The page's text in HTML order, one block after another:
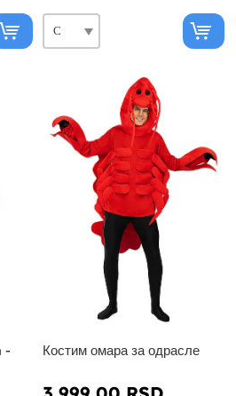
-
Костим омара за одрасле